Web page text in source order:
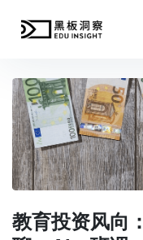
教育投资风向